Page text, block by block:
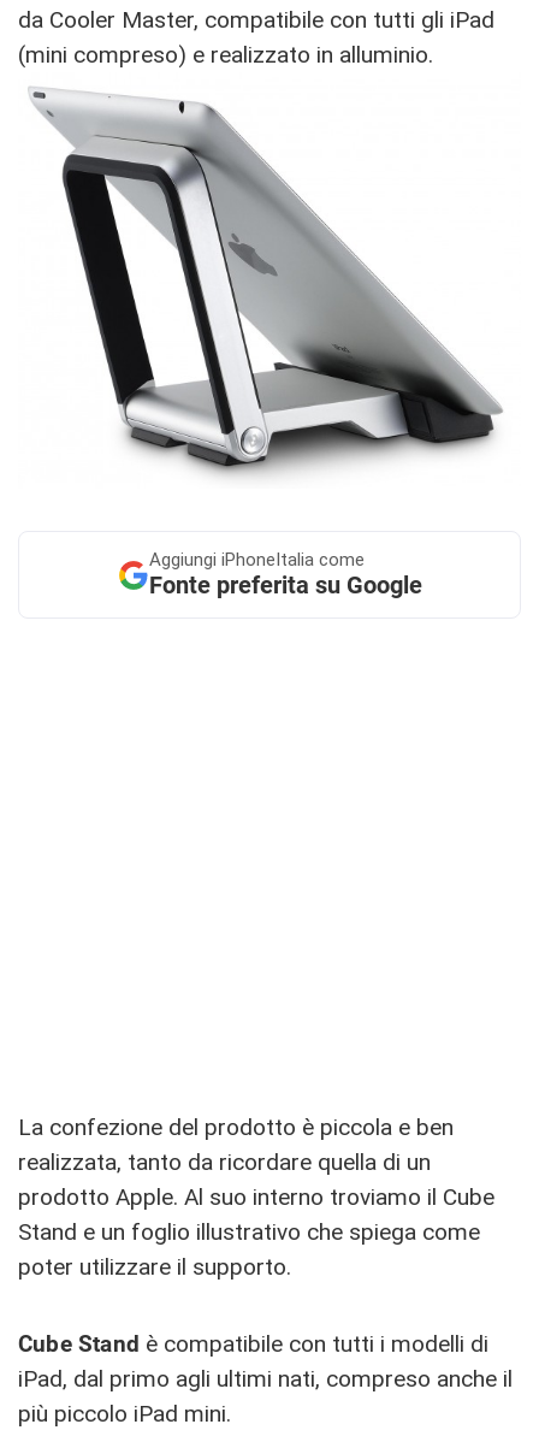
da Cooler Master, compatibile con tutti gli iPad
(mini compreso) e realizzato in alluminio.
Aggiungi iPhoneItalia come
Fonte preferita su Google
La confezione del prodotto è piccola e ben
realizzata, tanto da ricordare quella di un
prodotto Apple. Al suo interno troviamo il Cube
Stand e un foglio illustrativo che spiega come
poter utilizzare il supporto.
Cube Stand è compatibile con tutti i modelli di
iPad, dal primo agli ultimi nati, compreso anche il
più piccolo iPad mini.